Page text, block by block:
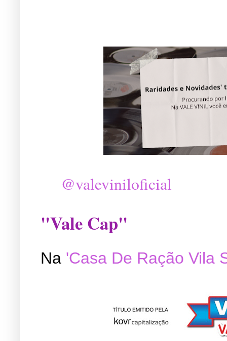
@valeviniloficial
"Vale Cap"
Na 'Casa De Ração Vila